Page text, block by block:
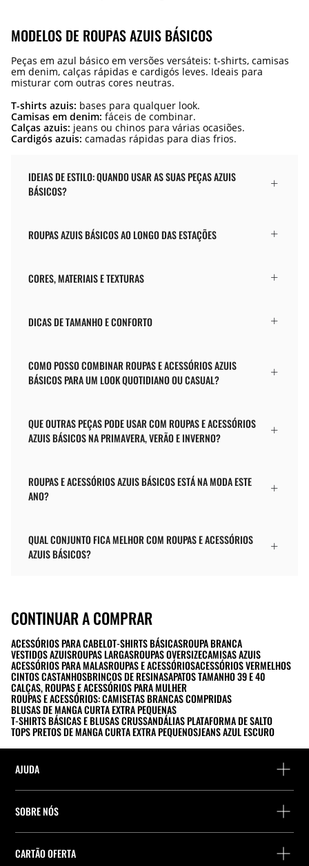
MODELOS DE ROUPAS AZUIS BÁSICOS
Peças em azul básico em versões versáteis: t-shirts, camisas
em denim, calças rápidas e cardigós leves. Ideais para
misturar com outras cores neutras.
T-shirts azuis: bases para qualquer look.
Camisas em denim: fáceis de combinar.
Calças azuis: jeans ou chinos para várias ocasiões.
Cardigós azuis: camadas rápidas para dias frios.
IDEIAS DE ESTILO: QUANDO USAR AS SUAS PEÇAS AZUIS
BÁSICOS?
ROUPAS AZUIS BÁSICOS AO LONGO DAS ESTAÇÕES
CORES, MATERIAIS E TEXTURAS
DICAS DE TAMANHO E CONFORTO
COMO POSSO COMBINAR ROUPAS E ACESSÓRIOS AZUIS
BÁSICOS PARA UM LOOK QUOTIDIANO OU CASUAL?
QUE OUTRAS PEÇAS PODE USAR COM ROUPAS E ACESSÓRIOS
AZUIS BÁSICOS NA PRIMAVERA, VERÃO E INVERNO?
ROUPAS E ACESSÓRIOS AZUIS BÁSICOS ESTÁ NA MODA ESTE
ANO?
QUAL CONJUNTO FICA MELHOR COM ROUPAS E ACESSÓRIOS
AZUIS BÁSICOS?
CONTINUAR A COMPRAR
ACESSÓRIOS PARA CABELOT-SHIRTS BÁSICASROUPA BRANCA
VESTIDOS AZUISROUPAS LARGASROUPAS OVERSIZECAMISAS AZUIS
ACESSÓRIOS PARA MALASROUPAS E ACESSÓRIOSACESSÓRIOS VERMELHOS
CINTOS CASTANHOSBRINCOS DE RESINASAPATOS TAMANHO 39 E 40
CALÇAS, ROUPAS E ACESSÓRIOS PARA MULHER
ROUPAS E ACESSÓRIOS: CAMISETAS BRANCAS COMPRIDAS
BLUSAS DE MANGA CURTA EXTRA PEQUENAS
T-SHIRTS BÁSICAS E BLUSAS CRUSSANDÁLIAS PLATAFORMA DE SALTO
TOPS PRETOS DE MANGA CURTA EXTRA PEQUENOSJEANS AZUL ESCURO
AJUDA
Localiza a tua encomenda
Localizador de pontos de entrega
SOBRE NÓS
Empresa
CARTÃO OFERTA